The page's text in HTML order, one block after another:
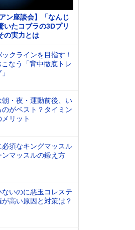
ン座談会】「なんじ
いたコブラの3Dプリ
の実力とは
ックラインを目指す！
なう「背中徹底トレ
朝・夜・運動前後、い
のがベスト？タイミン
リット
必須なキングマッスル
ンマッスルの鍛え方
ないのに悪玉コレステ
が高い原因と対策は？